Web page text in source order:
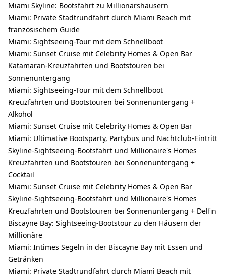
Miami Skyline: Bootsfahrt zu Millionärshäusern
Miami: Private Stadtrundfahrt durch Miami Beach mit
französischem Guide
Miami: Sightseeing-Tour mit dem Schnellboot
Miami: Sunset Cruise mit Celebrity Homes & Open Bar
Katamaran-Kreuzfahrten und Bootstouren bei
Sonnenuntergang
Miami: Sightseeing-Tour mit dem Schnellboot
Kreuzfahrten und Bootstouren bei Sonnenuntergang +
Alkohol
Miami: Sunset Cruise mit Celebrity Homes & Open Bar
Miami: Ultimative Bootsparty, Partybus und Nachtclub-Eintritt
Skyline-Sightseeing-Bootsfahrt und Millionaire's Homes
Kreuzfahrten und Bootstouren bei Sonnenuntergang +
Cocktail
Miami: Sunset Cruise mit Celebrity Homes & Open Bar
Skyline-Sightseeing-Bootsfahrt und Millionaire's Homes
Kreuzfahrten und Bootstouren bei Sonnenuntergang + Delfin
Biscayne Bay: Sightseeing-Bootstour zu den Häusern der
Millionäre
Miami: Intimes Segeln in der Biscayne Bay mit Essen und
Getränken
Miami: Private Stadtrundfahrt durch Miami Beach mit